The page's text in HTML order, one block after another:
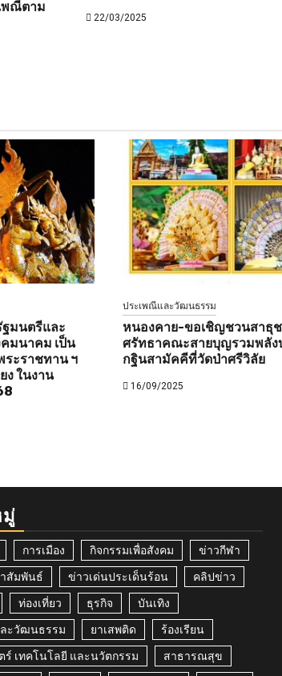
พณีตาม
22/03/2025
มนตรีและ
มนาคม เป็น
ระราชทาน ฯ
ง ในงาน
ประเพณีและวัฒนธรรม
หนองคาย-ขอเชิญชวนสาธุ
ศรัทธาคณะสายบุญรวมพลั
กฐินสามัคคีที่วัดป่าศรีวิลัย
16/09/2025
การเมือง กิจกรรมเพื่อสังคม ข่าวกีฬา
สัมพันธ์ ข่าวเด่นประเด็นร้อน คลิปข่าว
ท่องเที่ยว ธุรกิจ บันเทิง
ะวัฒนธรรม ยาเสพติด ร้องเรียน
ร์ เทคโนโลยี และนวัตกรรม สาธารณสุข